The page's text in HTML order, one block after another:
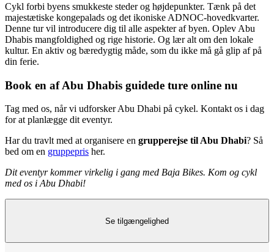
Cykl forbi byens smukkeste steder og højdepunkter. Tænk på det
majestætiske kongepalads og det ikoniske ADNOC-hovedkvarter.
Denne tur vil introducere dig til alle aspekter af byen. Oplev Abu
Dhabis mangfoldighed og rige historie. Og lær alt om den lokale
kultur. En aktiv og bæredygtig måde, som du ikke må gå glip af på
din ferie.
Book en af Abu Dhabis guidede ture online nu
Tag med os, når vi udforsker Abu Dhabi på cykel. Kontakt os i dag
for at planlægge dit eventyr.
Har du travlt med at organisere en grupperejse til Abu Dhabi? Så
bed om en gruppepris her.
Dit eventyr kommer virkelig i gang med Baja Bikes. Kom og cykl
med os i Abu Dhabi!
Se tilgængelighed